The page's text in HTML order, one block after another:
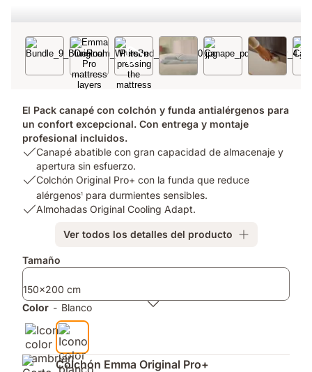
El Pack canapé con colchón y funda antialérgenos para
un confort excepcional. Con entrega y montaje
profesional incluidos.
USP
Canapé
abatible
con
capacidad
almacenaje
apertura
sin
esfuerzo.
Canapé abatible con gran capacidad de almacenaje y
apertura sin esfuerzo.
USP
Colchón
la
que
reduce
alérgenos¹
para
durmientes
sensibles.
Colchón Original Pro+ con la funda que reduce
alérgenos1 para durmientes sensibles.
USP
Almohadas
Cooling
Almohadas Original Cooling Adapt.
Ver todos los detalles del producto
Complementos
Tamaño
150x200 cm
Color - Blanco
Colchón Emma Original Pro+